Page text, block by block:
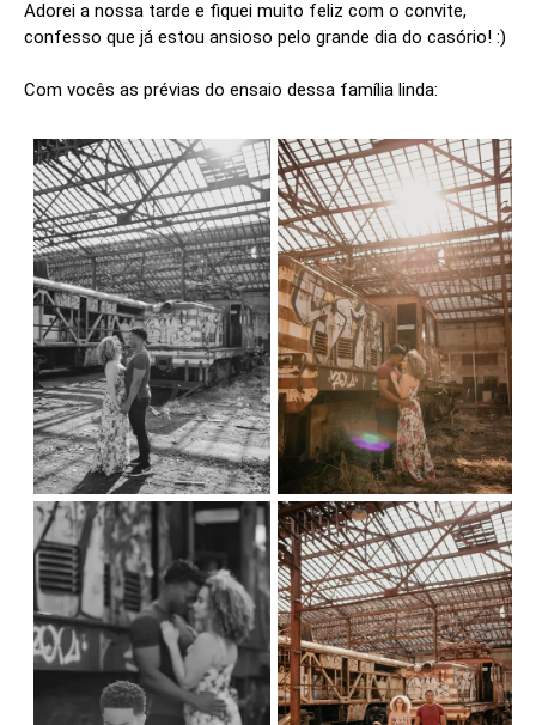
Adorei a nossa tarde e fiquei muito feliz com o convite,
confesso que já estou ansioso pelo grande dia do casório! :)
Com vocês as prévias do ensaio dessa família linda: